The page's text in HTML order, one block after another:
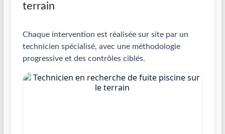
terrain
Chaque intervention est réalisée sur site par un
technicien spécialisé, avec une méthodologie
progressive et des contrôles ciblés.